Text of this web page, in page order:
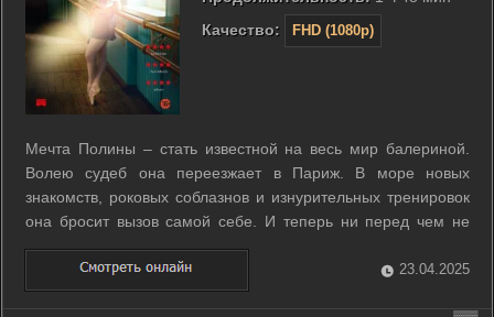
Качество:
FHD (1080p)
Мечта Полины – стать известной на весь мир балериной.
Волею судеб она переезжает в Париж. В море новых
знакомств, роковых соблазнов и изнурительных тренировок
она бросит вызов самой себе. И теперь ни перед чем не
остановится, чтобы получить желаемое. ...
23.04.2025